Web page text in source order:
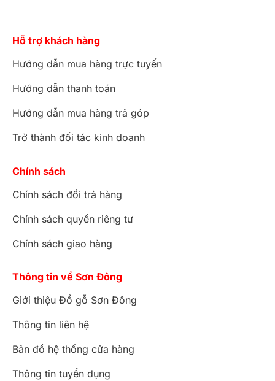
Hỗ trợ khách hàng
Hướng dẫn mua hàng trực tuyến
Hướng dẫn thanh toán
Hướng dẫn mua hàng trả góp
Trở thành đối tác kinh doanh
Chính sách
Chính sách đổi trả hàng
Chính sách quyền riêng tư
Chính sách giao hàng
Thông tin về Sơn Đông
Giới thiệu Đồ gỗ Sơn Đông
Thông tin liên hệ
Bản đồ hệ thống cửa hàng
Thông tin tuyển dụng